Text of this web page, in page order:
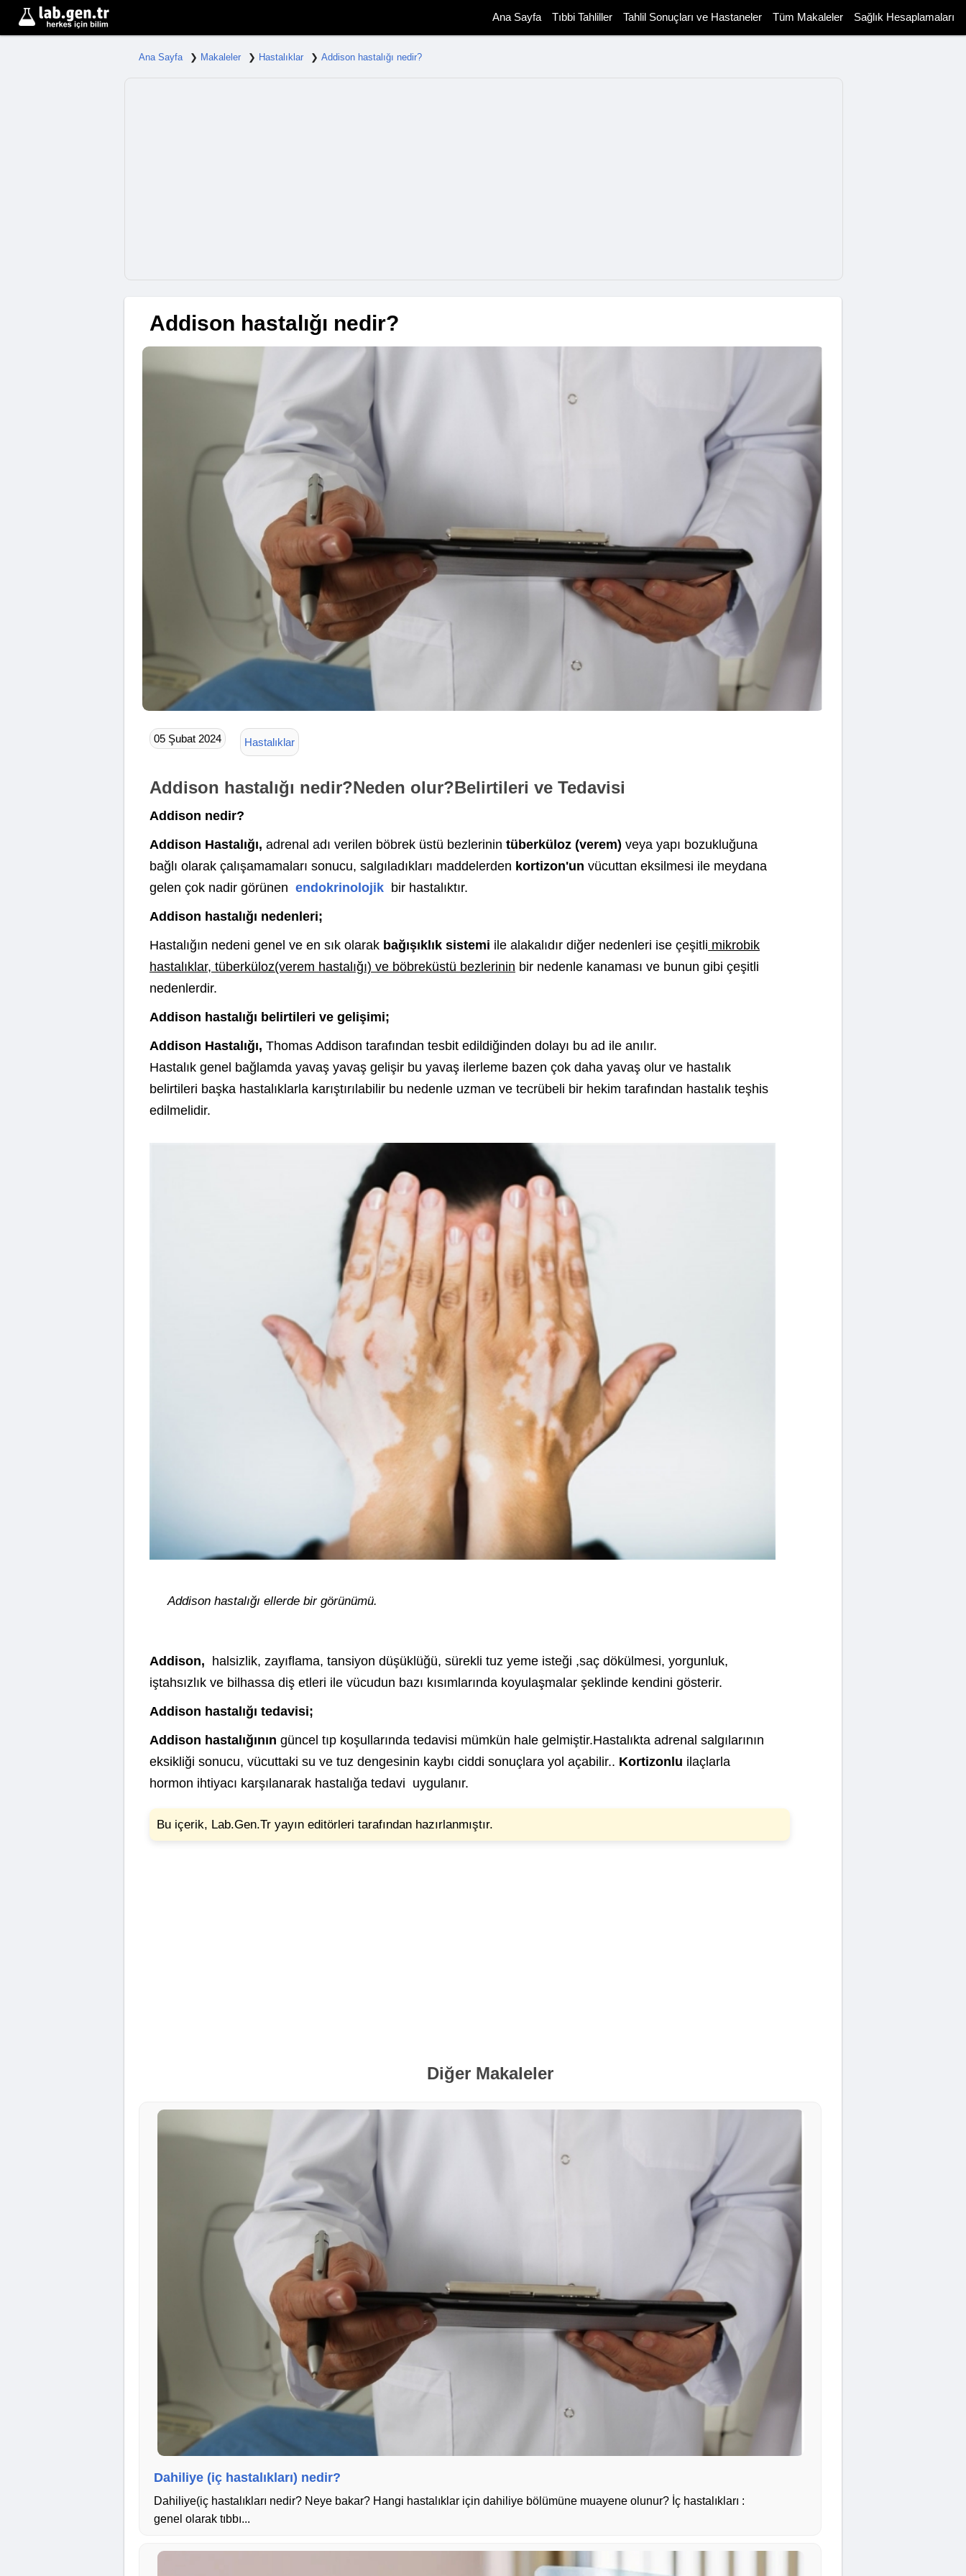
Ana Sayfa Tıbbi Tahliller Tahlil Sonuçları ve Hastaneler Tüm Makaleler Sağlık Hesaplamaları
Ana Sayfa Makaleler Hastalıklar Addison hastalığı nedir?
Addison hastalığı nedir?
05 Şubat 2024 Hastalıklar
Addison hastalığı nedir?Neden olur?Belirtileri ve Tedavisi
Addison nedir?
Addison Hastalığı, adrenal adı verilen böbrek üstü bezlerinin tüberküloz (verem) veya yapı bozukluğuna
bağlı olarak çalışamamaları sonucu, salgıladıkları maddelerden kortizon'un vücuttan eksilmesi ile meydana
gelen çok nadir görünen endokrinolojik bir hastalıktır.
Addison hastalığı nedenleri;
Hastalığın nedeni genel ve en sık olarakbağışıklık sistemi ile alakalıdır diğer nedenleri ise çeşitli mikrobik
hastalıklar, tüberküloz(verem hastalığı) ve böbreküstü bezlerinin bir nedenle kanaması ve bunun gibi çeşitli
nedenlerdir.
Addison hastalığı belirtileri ve gelişimi;
Addison Hastalığı, Thomas Addison tarafından tesbit edildiğinden dolayı bu ad ile anılır.
Hastalık genel bağlamda yavaş yavaş gelişir bu yavaş ilerleme bazen çok daha yavaş olur ve hastalık
belirtileri başka hastalıklarla karıştırılabilir bu nedenle uzman ve tecrübeli bir hekim tarafından hastalık teşhis
edilmelidir.
Addison hastalığı ellerde bir görünümü.
Addison, halsizlik, zayıflama, tansiyon düşüklüğü, sürekli tuz yeme isteği ,saç dökülmesi, yorgunluk,
iştahsızlık ve bilhassa diş etleri ile vücudun bazı kısımlarında koyulaşmalar şeklinde kendini gösterir.
Addison hastalığı tedavisi;
Addison hastalığının güncel tıp koşullarında tedavisi mümkün hale gelmiştir.Hastalıkta adrenal salgılarının
eksikliği sonucu, vücuttaki su ve tuz dengesinin kaybı ciddi sonuçlara yol açabilir.. Kortizonlu ilaçlarla
hormon ihtiyacı karşılanarak hastalığa tedavi uygulanır.
Bu içerik, Lab.Gen.Tr yayın editörleri tarafından hazırlanmıştır.
Diğer Makaleler
Dahiliye (iç hastalıkları) nedir?
Dahiliye(iç hastalıkları nedir? Neye bakar? Hangi hastalıklar için dahiliye bölümüne muayene olunur? İç hastalıkları :
genel olarak tıbbı...